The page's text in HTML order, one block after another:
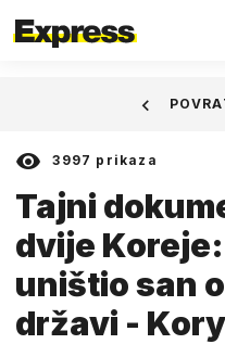
3997 prikaza
Tajni
dvije
uništio san
državi -